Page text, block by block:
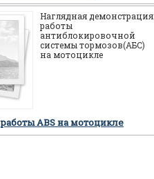
Наглядная демонстрация
работы
антиблокировочной
системы тормозов(АБС)
на мотоцикле
ABS на мотоцикле